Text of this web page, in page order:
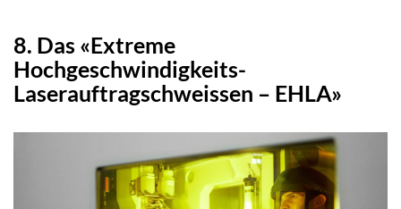
8. Das «Extreme
Hochgeschwindigkeits-
Laserauftragschweissen – EHLA»